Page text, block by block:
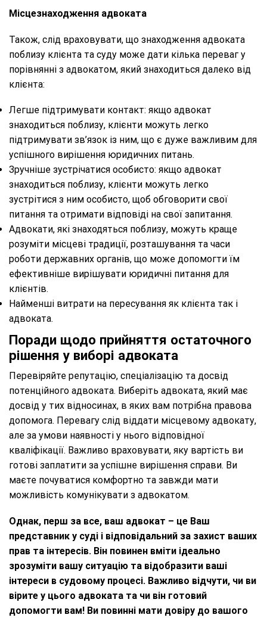
Місцезнаходження адвоката
Також, слід враховувати, що знаходження адвоката
поблизу клієнта та суду може дати кілька переваг у
порівнянні з адвокатом, який знаходиться далеко від
клієнта:
Легше підтримувати контакт: якщо адвокат
знаходиться поблизу, клієнти можуть легко
підтримувати зв’язок із ним, що є дуже важливим для
успішного вирішення юридичних питань.
Зручніше зустрічатися особисто: якщо адвокат
знаходиться поблизу, клієнти можуть легко
зустрітися з ним особисто, щоб обговорити свої
питання та отримати відповіді на свої запитання.
Адвокати, які знаходяться поблизу, можуть краще
розуміти місцеві традиції, розташування та часи
роботи державних органів, що може допомогти їм
ефективніше вирішувати юридичні питання для
клієнтів.
Найменші витрати на пересування як клієнта так і
адвоката.
Поради щодо прийняття остаточного
рішення у виборі адвоката
Перевіряйте репутацію, спеціалізацію та досвід
потенційного адвоката. Виберіть адвоката, який має
досвід у тих відносинах, в яких вам потрібна правова
допомога. Перевагу слід віддати місцевому адвокату,
але за умови наявності у нього відповідної
кваліфікації. Важливо враховувати, яку вартість ви
готові заплатити за успішне вирішення справи. Ви
маєте почуватися комфортно та завжди мати
можливість комунікувати з адвокатом.
Однак, перш за все, ваш адвокат – це Ваш
представник у суді і відповідальний за захист ваших
прав та інтересів. Він повинен вміти ідеально
зрозуміти вашу ситуацію та відобразити ваші
інтереси в судовому процесі. Важливо відчути, чи ви
вірите у цього адвоката та чи він готовий
допомогти вам! Ви повинні мати довіру до вашого